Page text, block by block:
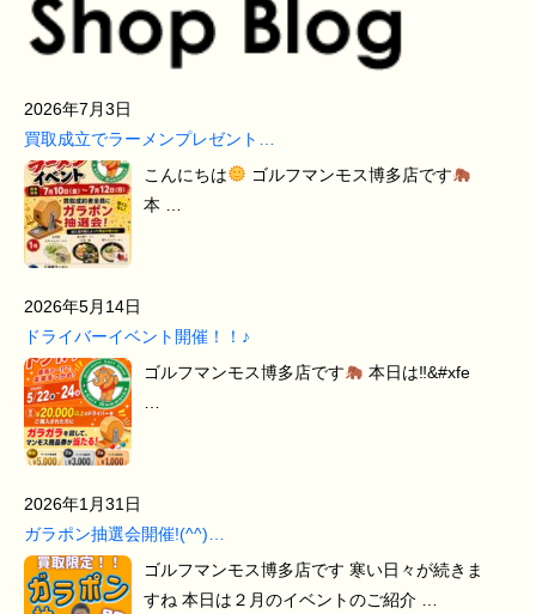
2026年7月3日
買取成立でラーメンプレゼント…
こんにちは
ゴルフマンモス博多店です
本 …
2026年5月14日
ドライバーイベント開催！！♪
ゴルフマンモス博多店です
本日は‼&#xfe
2026年1月31日
ガラポン抽選会開催!(^^)…
ゴルフマンモス博多店です 寒い日々が続きま
すね 本日は２月のイベントのご紹介 …